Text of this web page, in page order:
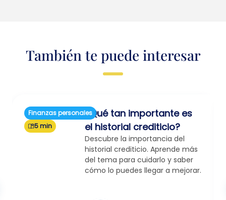
También te puede interesar
Finanzas personales
5 min
¿Qué tan importante es
el historial crediticio?
Descubre la importancia del
historial crediticio. Aprende más
del tema para cuidarlo y saber
cómo lo puedes llegar a mejorar.